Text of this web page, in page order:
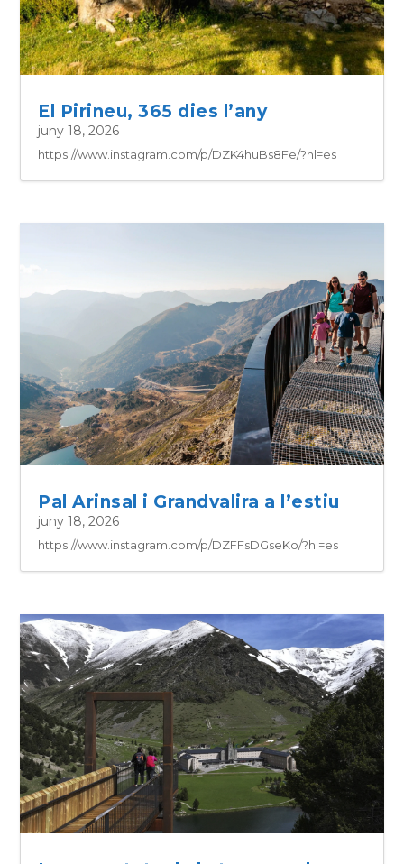
El Pirineu, 365 dies l’any
juny 18, 2026
https://www.instagram.com/p/DZK4huBs8Fe/?hl=es
Pal Arinsal i Grandvalira a l’estiu
juny 18, 2026
https://www.instagram.com/p/DZFFsDGseKo/?hl=es